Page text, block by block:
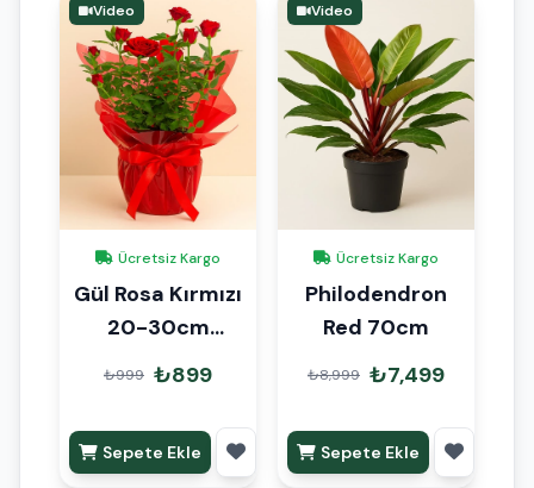
Video
Ücretsiz Kargo
Gül Rosa Kırmızı
20-30cm
Hediye Paketli
₺999 ₺899
Sepete Ekle
Video
Ücretsiz Kargo
Philodendron
Red 70cm
₺8,999 ₺7,499
Sepete Ekle